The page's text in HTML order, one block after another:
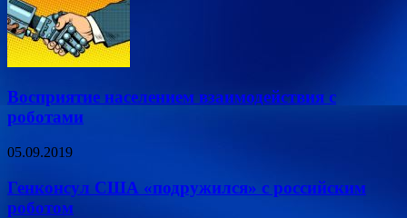
Восприятие населением взаимодействия с
роботами
05.09.2019
Генконсул США «подружился» с российским
роботом